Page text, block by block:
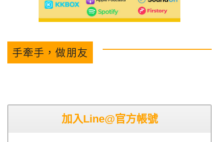
手牽手，做朋友
加入Line@官方帳號